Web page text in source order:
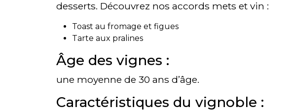
desserts. Découvrez nos accords mets et vin :
Toast au fromage et figues
Tarte aux pralines
Âge des vignes :
une moyenne de 30 ans d’âge.
Caractéristiques du vignoble :